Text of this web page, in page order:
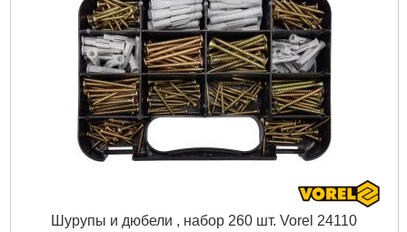
Шурупы и дюбели , набор 260 шт. Vorel 24110